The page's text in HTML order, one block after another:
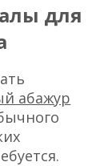
для
абажур